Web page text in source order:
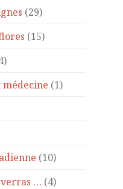
(29)
(15)
(1)
(10)
… (4)